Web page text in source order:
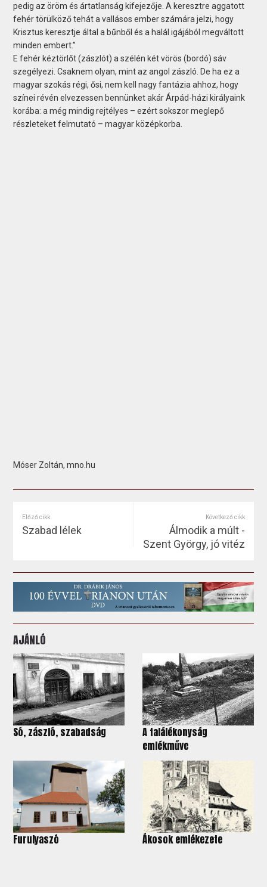
pedig az öröm és ártatlanság kifejezője. A keresztre aggatott
fehér törülköző tehát a vallásos ember számára jelzi, hogy
Krisztus keresztje által a bűnből és a halál igájából megváltott
minden embert.”
E fehér kéztörlőt (zászlót) a szélén két vörös (bordó) sáv
szegélyezi. Csaknem olyan, mint az angol zászló. De ha ez a
magyar szokás régi, ősi, nem kell nagy fantázia ahhoz, hogy
színei révén elvezessen bennünket akár Árpád-házi királyaink
korába: a még mindig rejtélyes – ezért sokszor meglepő
részleteket felmutató – magyar középkorba.
Móser Zoltán, mno.hu
Előző cikk
Szabad lélek
Következő cikk
Álmodik a múlt -
Szent György, jó vitéz
AJÁNLÓ
Só, zászló, szabadság
A találékonyság
emlékműve
Furulyaszó Ákosok emlékezete